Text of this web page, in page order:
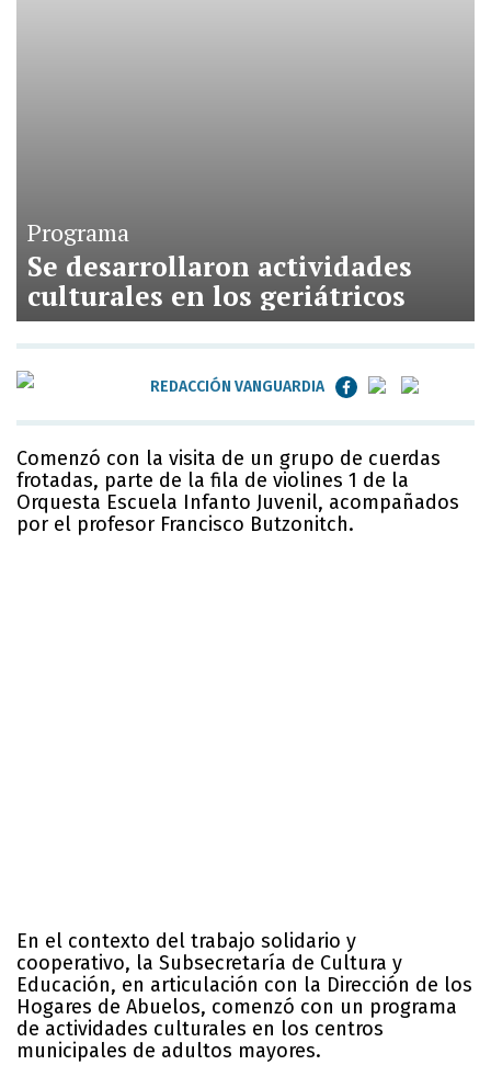
Programa
Se desarrollaron actividades
culturales en los geriátricos
REDACCIÓN VANGUARDIA
Comenzó con la visita de un grupo de cuerdas
frotadas, parte de la fila de violines 1 de la
Orquesta Escuela Infanto Juvenil, acompañados
por el profesor Francisco Butzonitch.
En el contexto del trabajo solidario y
cooperativo, la Subsecretaría de Cultura y
Educación, en articulación con la Dirección de los
Hogares de Abuelos, comenzó con un programa
de actividades culturales en los centros
municipales de adultos mayores.